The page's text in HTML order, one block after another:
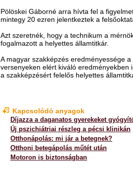
Pölöskei Gáborné arra hívta fel a
mintegy 20 ezren jelentkeztek a
Azt szeretnék, hogy a technikum a
fogalmazott a helyettes államtitkár.
A magyar szakképzés eredményessége
versenyeken elért kiváló eredményekben
a szakképzésért felelős helyettes
Kapcsolódó anyagok
Díjazza a daganatos gyerekeket
Új pszichiátriai részleg a pécsi klinikán
Otthonápolás: mi jár a betegnek?
Otthoni betegápolás műtét után
Motoron is biztonságban